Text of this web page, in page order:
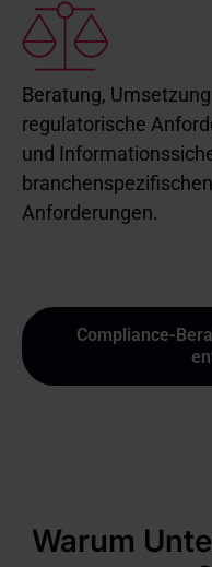
Beratung,
regulatorische
und
Anforderungen.
Compliance-
Warum